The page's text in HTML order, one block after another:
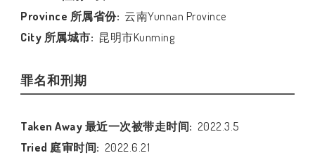
Province 所属省份: 云南Yunnan Province
City 所属城市: 昆明市Kunming
罪名和刑期
Taken Away 最近一次被带走时间: 2022.3.5
Tried 庭审时间: 2022.6.21